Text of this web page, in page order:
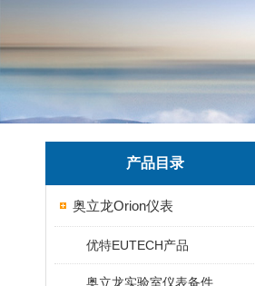
产品目录
奥立龙Orion仪表
优特EUTECH产品
奥立龙实验室仪表备件